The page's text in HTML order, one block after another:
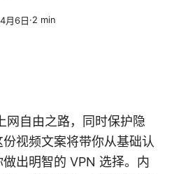
月6日·2 min
自由之路，同时保护隐
视频文案将带你从基础认
出明智的 VPN 选择。内